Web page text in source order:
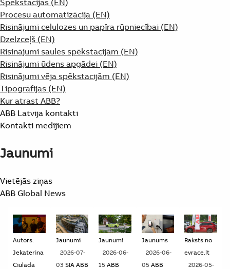
Spēkstacijas (EN)
Procesu automatizācija (EN)
Risinājumi celulozes un papīra rūpniecībai (EN)
Dzelzceļš (EN)
Risinājumi saules spēkstacijām (EN)
Risinājumi ūdens apgādei (EN)
Risinājumi vēja spēkstacijām (EN)
Tipogrāfijas (EN)
Kur atrast ABB?
ABB Latvija kontakti
Kontakti medijiem
Jaunumi
Vietējās ziņas
ABB Global News
Autors:
Jekaterina
Ciulada
Jaunumi
2026-07-
03 SIA ABB
Jaunumi
2026-06-
15ABB
Jaunums
2026-06-
05 ABB
Raksts no
evrace.lt
2026-05-